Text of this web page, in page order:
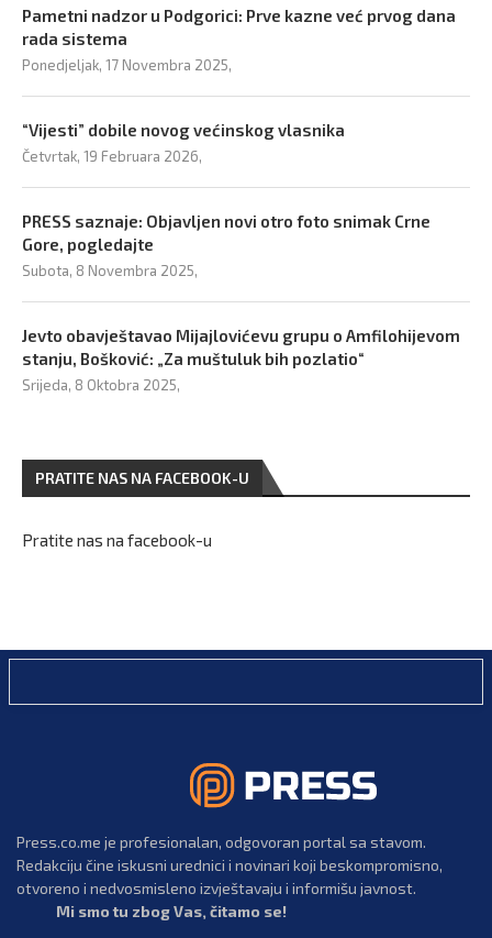
Pametni nadzor u Podgorici: Prve kazne već prvog dana
rada sistema
Ponedjeljak, 17 Novembra 2025,
“Vijesti” dobile novog većinskog vlasnika
Četvrtak, 19 Februara 2026,
PRESS saznaje: Objavljen novi otro foto snimak Crne
Gore, pogledajte
Subota, 8 Novembra 2025,
Jevto obavještavao Mijajlovićevu grupu o Amfilohijevom
stanju, Bošković: „Za muštuluk bih pozlatio“
Srijeda, 8 Oktobra 2025,
PRATITE NAS NA FACEBOOK-U
Pratite nas na facebook-u
Press.co.me je profesionalan, odgovoran portal sa stavom.
Redakciju čine iskusni urednici i novinari koji beskompromisno,
otvoreno i nedvosmisleno izvještavaju i informišu javnost.
Mi smo tu zbog Vas, čitamo se!